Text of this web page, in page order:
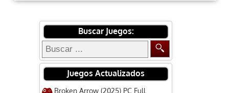
Buscar Juegos:
Juegos Actualizados
Broken Arrow (2025) PC Full